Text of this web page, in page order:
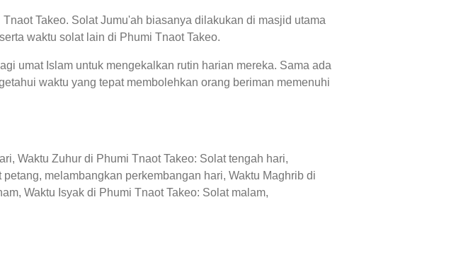
Takeo. Solat Jumu'ah biasanya dilakukan di masjid utama
waktu solat lain di Phumi Tnaot Takeo.
umat Islam untuk mengekalkan rutin harian mereka. Sama ada
waktu yang tepat membolehkan orang beriman memenuhi
Waktu Zuhur di Phumi Tnaot Takeo: Solat tengah hari,
melambangkan perkembangan hari, Waktu Maghrib di
Waktu Isyak di Phumi Tnaot Takeo: Solat malam,